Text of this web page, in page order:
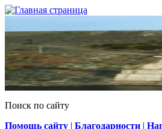
Поиск по сайту
Помощь сайту | Благодарности |